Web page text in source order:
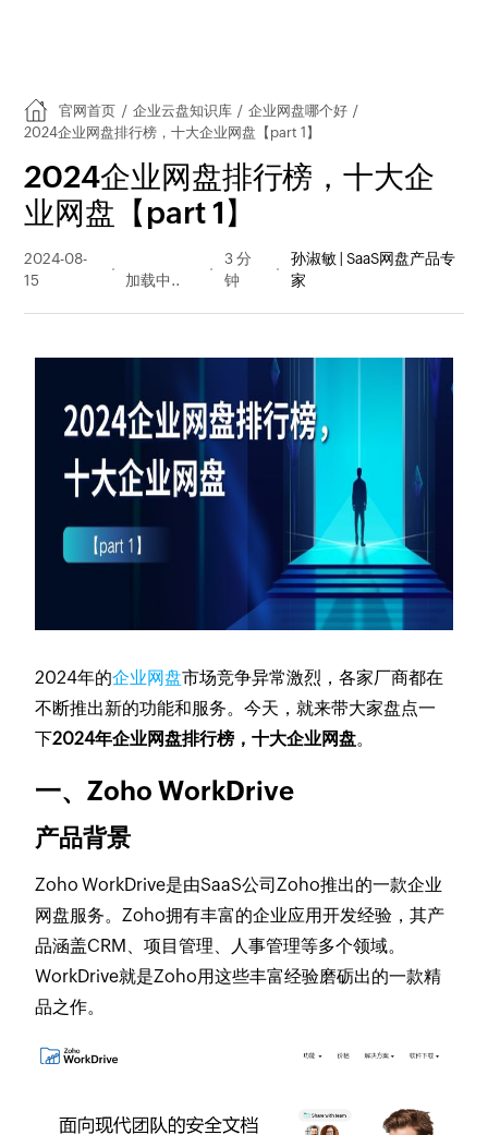
官网首页 / 企业云盘知识库 / 企业网盘哪个好 /
2024企业网盘排行榜，十大企业网盘【part 1】
2024企业网盘排行榜，十大企
业网盘【part 1】
2024-08-
15
量
3 分
钟
孙淑敏 | SaaS网盘产品专
家
2024年的企业网盘市场竞争异常激烈，各家厂商都在
不断推出新的功能和服务。今天，就来带大家盘点一
下2024年企业网盘排行榜，十大企业网盘。
一、Zoho WorkDrive
产品背景
Zoho WorkDrive是由SaaS公司Zoho推出的一款企业
网盘服务。Zoho拥有丰富的企业应用开发经验，其产
品涵盖CRM、项目管理、人事管理等多个领域。
WorkDrive就是Zoho用这些丰富经验磨砺出的一款精
品之作。